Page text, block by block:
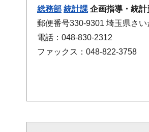
総務部 統計課 企画指導・統
郵便番号330-9301 埼玉県さ
電話：048-830-2312
ファックス：048-822-3758